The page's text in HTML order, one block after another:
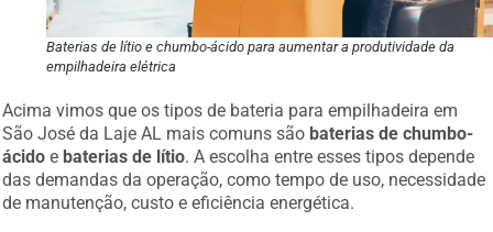
Baterias de lítio e chumbo-ácido para aumentar a produtividade da
empilhadeira elétrica
São José da Laje AL mais comuns sãobaterias de chumbo-
ácidoebaterias de lítio. A escolha entre esses tipos depende
das demandas da operação, como tempo de uso, necessidade
de manutenção, custo e eficiência energética.